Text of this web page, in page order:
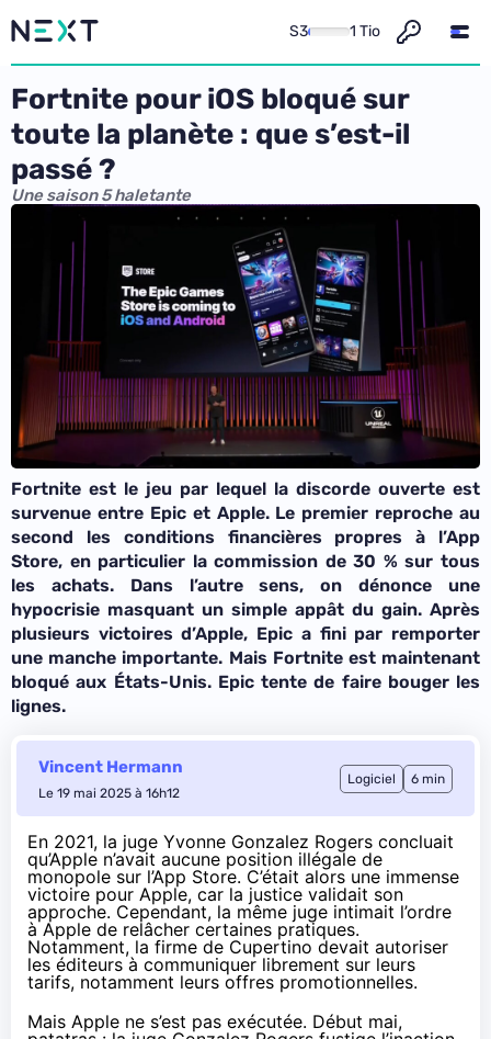
S3 1 Tio
Fortnite pour iOS bloqué sur
toute la planète : que s’est-il
passé ?
Une saison 5 haletante
Fortnite est le jeu par lequel la discorde ouverte est
survenue entre Epic et Apple. Le premier reproche au
second les conditions financières propres à l’App
Store, en particulier la commission de 30 % sur tous
les achats. Dans l’autre sens, on dénonce une
hypocrisie masquant un simple appât du gain. Après
plusieurs victoires d’Apple, Epic a fini par remporter
une manche importante. Mais Fortnite est maintenant
bloqué aux États-Unis. Epic tente de faire bouger les
lignes.
Vincent Hermann
Le 19 mai 2025 à 16h12
Logiciel 6 min
En 2021, la juge Yvonne Gonzalez Rogers concluait
qu’Apple n’avait aucune position illégale de
monopole sur l’App Store. C’était alors une immense
victoire pour Apple, car la justice validait son
approche. Cependant, la même juge intimait l’ordre
à Apple de relâcher certaines pratiques.
Notamment, la firme de Cupertino devait autoriser
les éditeurs à communiquer librement sur leurs
tarifs, notamment leurs offres promotionnelles.
Mais Apple ne s’est pas exécutée. Début mai,